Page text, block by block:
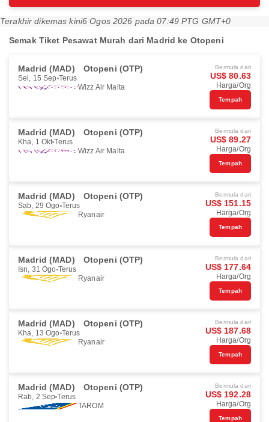
Terakhir dikemas kini6 Ogos 2026 pada 07:49 PTG GMT+0
Semak Tiket Pesawat Murah dari Madrid ke Otopeni
Madrid (MAD) Otopeni (OTP)
Sel, 15 Sep Terus
Wizz Air Malta
Bermula dari
US$ 80.63
Harga/Org
Tempah
Madrid (MAD) Otopeni (OTP)
Kha, 1 Okt Terus
Wizz Air Malta
Bermula dari
US$ 89.27
Harga/Org
Tempah
Madrid (MAD) Otopeni (OTP)
Sab, 29 Ogo Terus
Ryanair
Bermula dari
US$ 151.15
Harga/Org
Tempah
Madrid (MAD) Otopeni (OTP)
Isn, 31 Ogo Terus
Ryanair
Bermula dari
US$ 177.64
Harga/Org
Tempah
Madrid (MAD) Otopeni (OTP)
Kha, 13 Ogo Terus
Ryanair
Bermula dari
US$ 187.68
Harga/Org
Tempah
Madrid (MAD) Otopeni (OTP)
Rab, 2 Sep Terus
TAROM
Bermula dari
US$ 192.28
Harga/Org
Tempah